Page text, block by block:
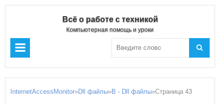
Всё о работе с техникой
Компьютерная помощь и уроки
InternetAccessMonitor»Dll файлы»B - Dll файлы»Страница 43